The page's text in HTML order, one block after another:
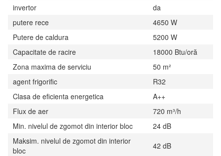
invertor
da
putere rece
4650 W
Putere de caldura
5200 W
Capacitate de racire
18000 Btu/oră
Zona maxima de serviciu
50 m²
agent frigorific
R32
Clasa de eficienta energetica
A++
Flux de aer
720 m³/h
Min. nivelul de zgomot din interior bloc
24 dB
Maksim. nivelul de zgomot din interior
bloc
42 dB